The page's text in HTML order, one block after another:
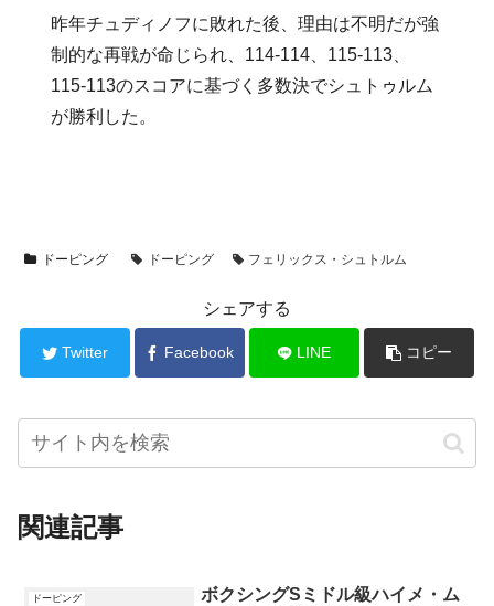
昨年チュディノフに敗れた後、理由は不明だが強
制的な再戦が命じられ、114-114、115-113、
115-113のスコアに基づく多数決でシュトゥルム
が勝利した。
ドーピング ドーピング フェリックス・シュトルム
シェアする
Twitter Facebook LINE コピー
関連記事
ドーピング
ボクシングSミドル級ハイメ・ム